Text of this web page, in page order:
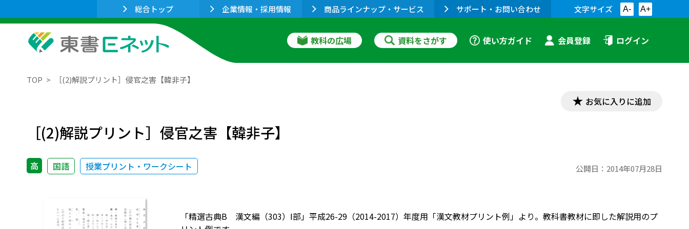
総合トップ 企業情報・採用情報 商品ラインナップ・サービス サポート・お問い合わせ 文字サイズ A- A+
教科の広場 資料をさがす 使い方ガイド 会員登録 ログイン
TOP ［(2)解説プリント］侵官之害【韓非子】
お気に入りに追加
［(2)解説プリント］侵官之害【韓非子】
高 国語 授業プリント・ワークシート 公開日： 2014年07月28日
「精選古典B 漢文編（303）Ⅰ部」平成26-29（2014-2017）年度用「漢文教材プリント例」より。教科書教材に即した解説用のプ